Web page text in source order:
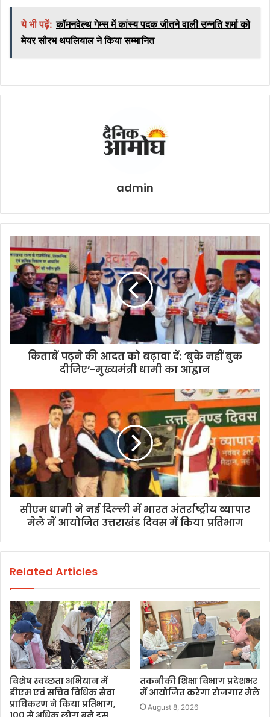
ये भी पढ़ें: कॉमनवेल्थ गेम्स में कांस्य पदक जीतने वाली उन्नति शर्मा को
मेयर सौरभ थपलियाल ने किया सम्मानित
admin
किताबें पढ़ने की आदत को बढ़ावा दें: ‘बुके नहीं बुक
दीजिए’-मुख्यमंत्री धामी का आह्वान
सीएम धामी ने नई दिल्ली में भारत अंतर्राष्ट्रीय व्यापार
मेले में आयोजित उत्तराखंड दिवस में किया प्रतिभाग
Related Articles
विशेष स्वच्छता अभियान में
डीएम एवं सचिव विधिक सेवा
प्राधिकरण ने किया प्रतिभाग,
तकनीकी शिक्षा विभाग प्रदेशभर
में आयोजित करेगा रोजगार मेले
August 8, 2026